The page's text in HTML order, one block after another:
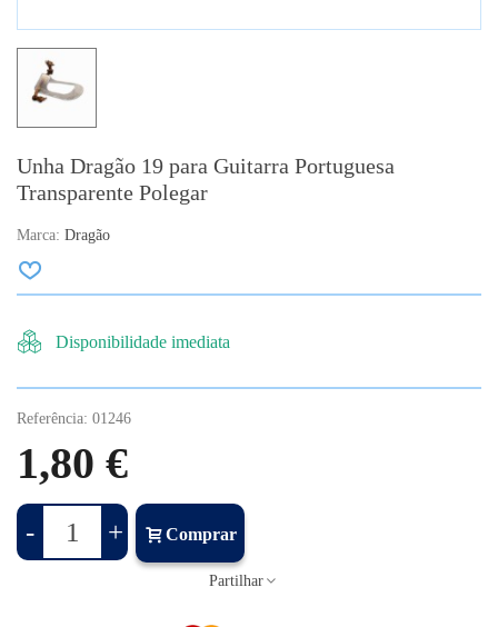
Unha Dragão 19 para Guitarra Portuguesa
Transparente Polegar
Marca: Dragão
Disponibilidade imediata
Referência: 01246
1,80 €
- + Comprar
Partilhar